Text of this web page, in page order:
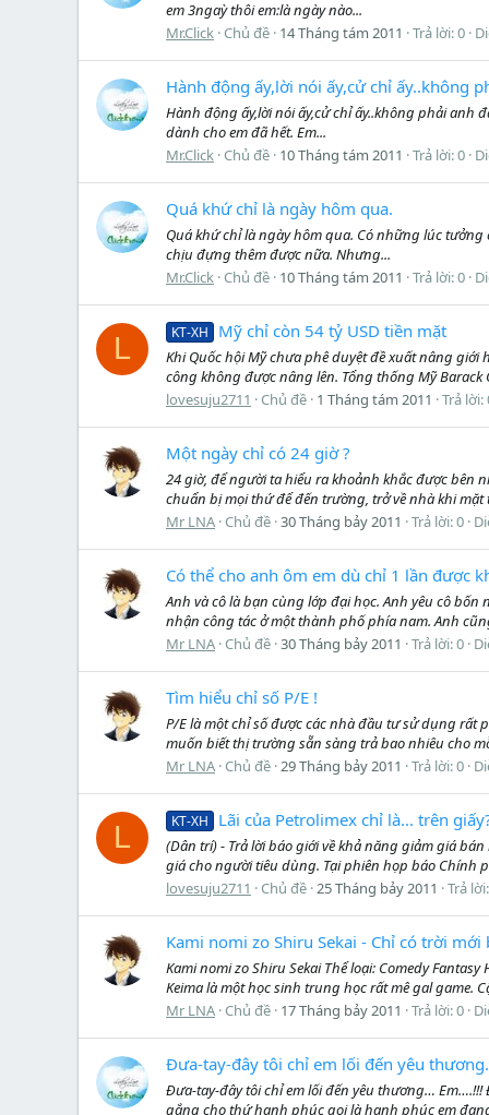
em 3ngaỳ thôi em:là ngày nào...
Mr.Click Chủ đề 14 Tháng tám 2011 Trả lời: 0
Hành động ấy,lời nói ấy,cử chỉ ấy..không
Hành động ấy,lời nói ấy,cử chỉ ấy..không phải anh
dành cho em đã hết. Em...
Mr.Click Chủ đề 10 Tháng tám 2011 Trả lời: 0
Quá khứ chỉ là ngày hôm qua.
Quá khứ chỉ là ngày hôm qua. Có những lúc
chịu đựng thêm được nữa. Nhưng...
Mr.Click Chủ đề 10 Tháng tám 2011 Trả lời: 0
L KT-XH Mỹ chỉ còn 54 tỷ USD tiền mặt
Khi Quốc hội Mỹ chưa phê duyệt đề xuất nâng
công không được nâng lên. Tổng thống Mỹ
lovesuju2711
Chủ đề 1 Tháng tám 2011 Trả lời:
Một ngày chỉ có 24 giờ ?
24 giờ, để người ta hiểu ra khoảnh khắc được bên
chuẩn bị mọi thứ để đến trường, trở về nhà khi
Mr LNA Chủ đề 30 Tháng bảy 2011 Trả lời: 0
Có thể cho anh ôm em dù chỉ 1 lần được
Anh và cô là bạn cùng lớp đại học. Anh yêu cô
nhận công tác ở một thành phố phía nam. Anh
Mr LNA Chủ đề 30 Tháng bảy 2011 Trả lời: 0
Tìm hiểu chỉ số P/E !
P/E là một chỉ số được các nhà đầu tư sử dụng
muốn biết thị trường sẵn sàng trả bao nhiêu cho
Mr LNA Chủ đề 29 Tháng bảy 2011 Trả lời: 0
L KT-XH Lãi của Petrolimex chỉ là... trên
(Dân trí) - Trả lời báo giới về khả năng giảm giá
giá cho người tiêu dùng. Tại phiên họp báo Chính
lovesuju2711
Chủ đề 25 Tháng bảy 2011 Trả
Kami nomi zo Shiru Sekai - Chỉ có trời
Kami nomi zo Shiru Sekai Thể loại: Comedy
Keima là một học sinh trung học rất mê gal game.
Mr LNA Chủ đề 17 Tháng bảy 2011 Trả lời: 0
Đưa-tay-đây tôi chỉ em lối đến yêu
Đưa-tay-đây tôi chỉ em lối đến yêu thương…
gắng cho thứ hạnh phúc gọi là hạnh phúc em